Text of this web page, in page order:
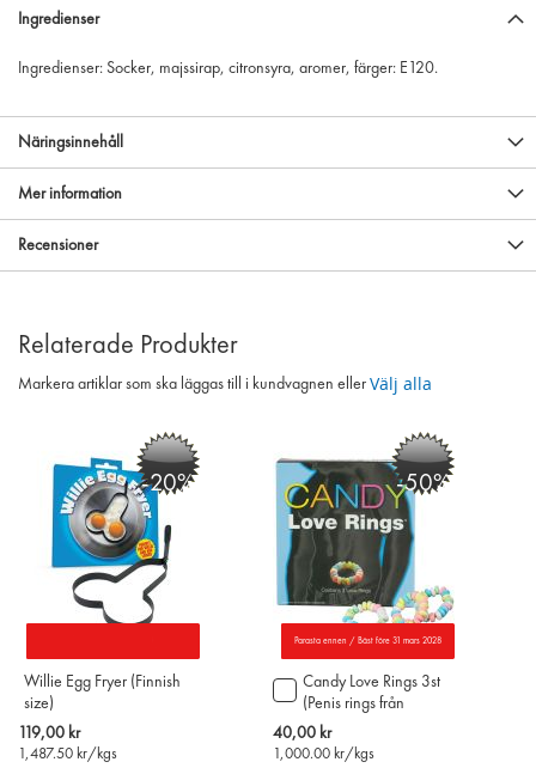
Ingredienser
Ingredienser: Socker, majssirap, citronsyra, aromer, färger: E120.
Näringsinnehåll
Mer information
Recensioner
Relaterade Produkter
Markera artiklar som ska läggas till i kundvagnen eller Välj alla
-20%
Willie Egg Fryer (Finnish
size)
Special
Price
119,00 kr
1,487.50 kr/kgs
Parasta ennen / Bäst före 31 mars 2028
-50%
Candy Love Rings 3st
(Penis rings från
Finland)
Special
Price
40,00 kr
1,000.00 kr/kgs
Lägg
till
i
varukorgen